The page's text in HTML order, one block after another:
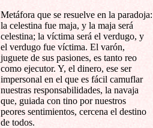
Metáfora que se resuelve en la paradoja:
la celestina fue maja, y la maja será
celestina; la víctima será el verdugo, y
el verdugo fue víctima. El varón,
juguete de sus pasiones, es tanto reo
como ejecutor. Y, el dinero, ese ser
impersonal en el que es fácil camuflar
nuestras responsabilidades, la navaja
que, guiada con tino por nuestros
peores sentimientos, cercena el destino
de todos.